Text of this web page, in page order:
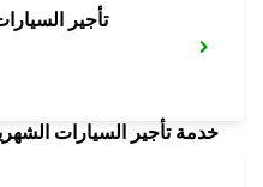
تأجير
خدمة تأجير السيارات